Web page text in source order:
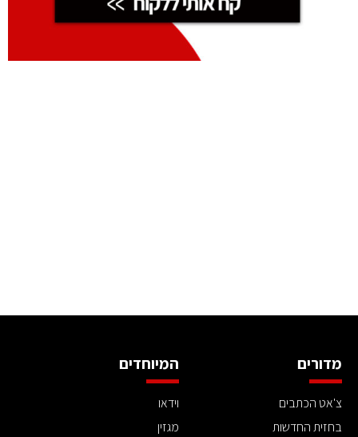
מדורים
צ'אט הכתבים
בחזית החדשות
המיוחדים
וידאו
מגזין